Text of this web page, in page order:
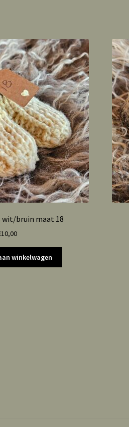
bruin maat 18
10,00
winkelwagen